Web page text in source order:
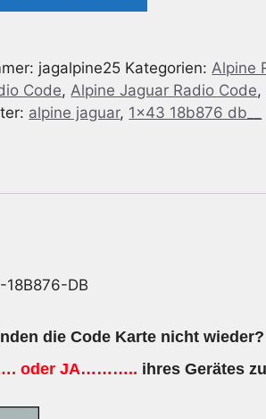
jagalpine25 Kategorien:Alpine
Code,Alpine Jaguar Radio Code,
alpine jaguar, 1x43 18b876 db__
18B876-DB
die Code Karte nicht wieder?
oder JA……….. ihres Gerätes